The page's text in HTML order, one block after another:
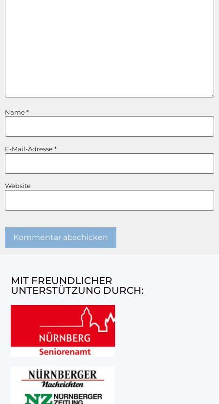
Name*
E-Mail-Adresse*
Website
MIT FREUNDLICHER
UNTERSTÜTZUNG DURCH: